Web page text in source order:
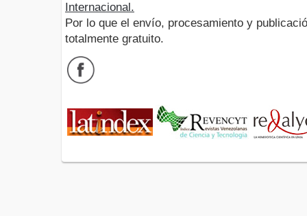
Internacional.
Por lo que el envío, procesamiento y
totalmente gratuito.